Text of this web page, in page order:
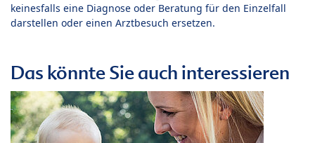
keinesfalls eine Diagnose oder Beratung für den Einzelfall
darstellen oder einen Arztbesuch ersetzen.
Das könnte Sie auch interessieren